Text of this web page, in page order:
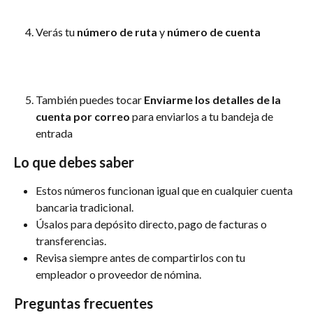
Verás tu número de ruta y número de cuenta
También puedes tocar Enviarme los detalles de la
cuenta por correo para enviarlos a tu bandeja de
entrada
Lo que debes saber
Estos números funcionan igual que en cualquier cuenta
bancaria tradicional.
Úsalos para depósito directo, pago de facturas o
transferencias.
Revisa siempre antes de compartirlos con tu
empleador o proveedor de nómina.
Preguntas frecuentes